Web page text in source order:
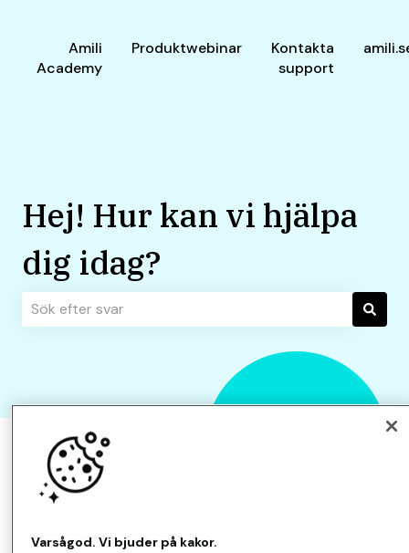
Amili
Academy
Produktwebinar
Kontakta
support
Hej! Hur kan vi hjälpa
dig idag?
Amili Learn FAQ
Rapporter
Hur får jag fram en
Varsågod. Vi bjuder på kakor.